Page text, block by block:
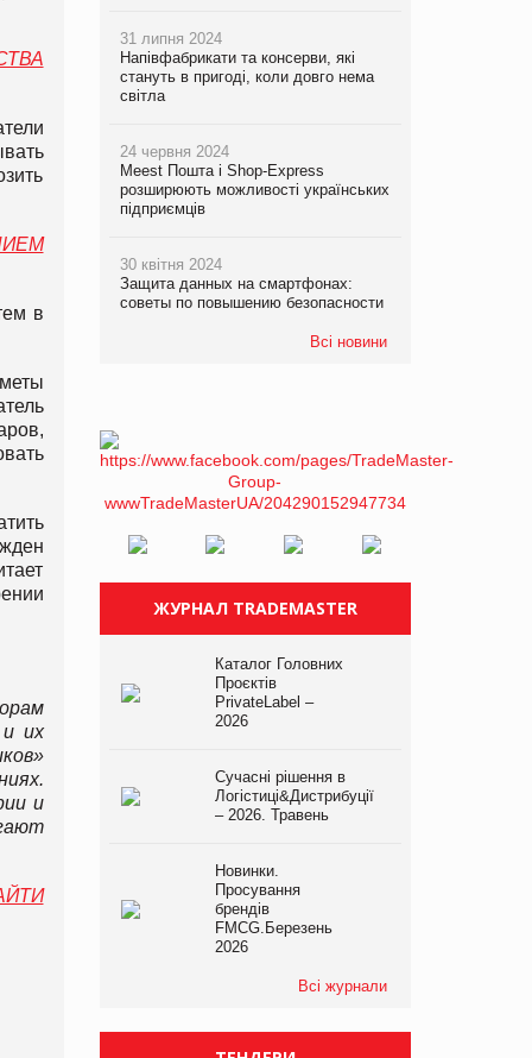
в
их
и
31 липня 2024
Напівфабрикати та консерви, які
стануть в пригоді, коли довго нема
світла
24 червня 2024
Meest Пошта і Shop-Express
розширюють можливості українських
підприємців
30 квітня 2024
Защита данных на смартфонах:
советы по повышению безопасности
Всі новини
ЖУРНАЛ TRADEMASTER
Каталог Головних
Проєктів
PrivateLabel –
2026
Сучасні рішення в
Логістиці&Дистрибуції
– 2026. Травень
Новинки.
Просування
брендів
FMCG.Березень
2026
Всі журнали